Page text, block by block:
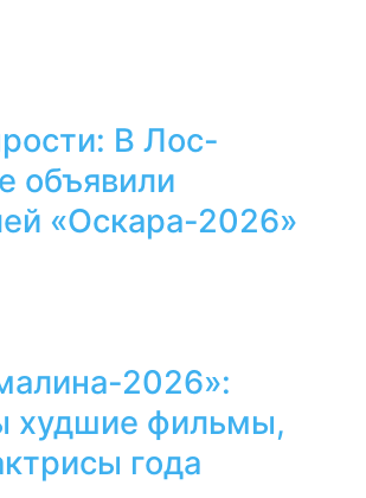
В Лос-
объявили
«Оскара-2026»
2026»:
худшие фильмы,
года